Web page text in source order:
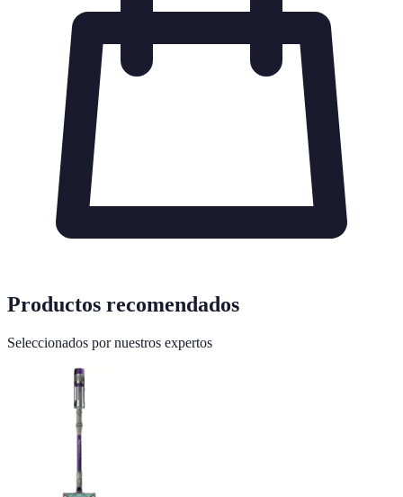
Productos recomendados
Seleccionados por nuestros expertos